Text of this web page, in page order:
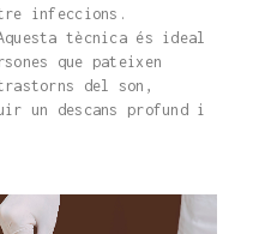
infeccions.
tècnica és ideal
que pateixen
del son,
un descans profund i